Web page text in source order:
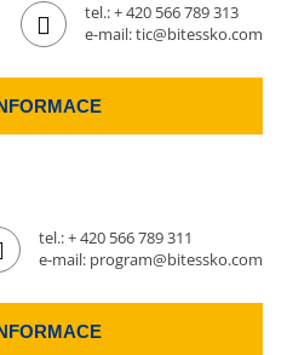
tel.:+ 420 566 789 313
e-mail:tic@bitessko.com
tel.:+ 420 566 789 311
e-mail: program@bitessko.com